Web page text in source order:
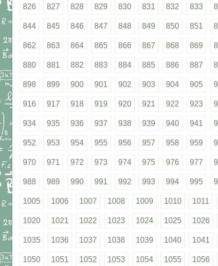
826 827 828 829 830 831 832 833
844 845 846 847 848 849 850 851
862 863 864 865 866 867 868 869
880 881 882 883 884 885 886 887
898 899 900 901 902 903 904 905
916 917 918 919 920 921 922 923
934 935 936 937 938 939 940 941
952 953 954 955 956 957 958 959
970 971 972 973 974 975 976 977
988 989 990 991 992 993 994 995
1005 1006 1007 1008 1009 1010 1011
1020 1021 1022 1023 1024 1025 1026
1035 1036 1037 1038 1039 1040 1041
1050 1051 1052 1053 1054 1055 1056